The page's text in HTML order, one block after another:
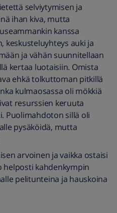
selviytymisen ja
ihan kiva, mutta
kanssa
keskusteluyhteys auki ja
ja vähän suunnitellaan
kertaa luotaisiin. Omista
ehkä tolkuttoman pitkillä
kulmaosassa oli mökkiä
resurssien keruuta
Puolimahdoton sillä oli
pysäköidä, mutta
arvoinen ja vaikka ostaisi
helposti kahdenkympin
pelitunteina ja hauskoina